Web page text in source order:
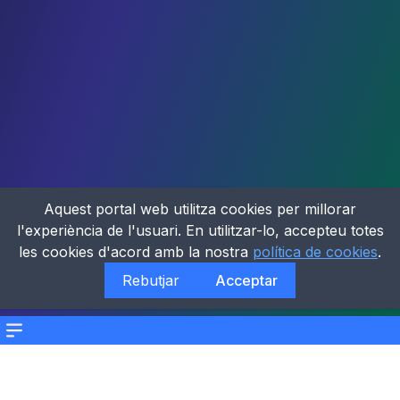
Menu
Aquest portal web utilitza cookies per millorar
l'experiència de l'usuari. En utilitzar-lo, accepteu totes
les cookies d'acord amb la nostra política de cookies.
Rebutjar
Acceptar